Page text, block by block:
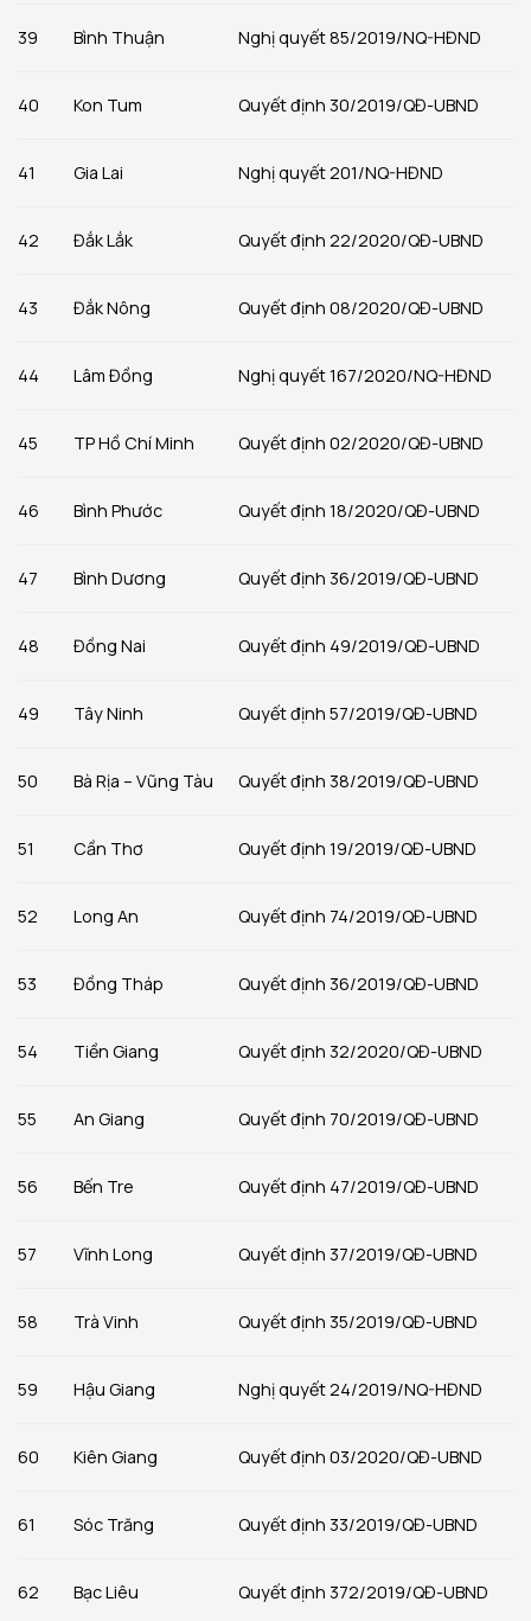
39 Bình Thuận Nghị quyết 85/2019/NQ-HĐND
40 Kon Tum Quyết định 30/2019/QĐ-UBND
41 Gia Lai Nghị quyết 201/NQ-HĐND
42 Đắk Lắk Quyết định 22/2020/QĐ-UBND
43 Đắk Nông Quyết định 08/2020/QĐ-UBND
44 Lâm Đồng Nghị quyết 167/2020/NQ-HĐND
45 TP Hồ Chí Minh Quyết định 02/2020/QĐ-UBND
46 Bình Phước Quyết định 18/2020/QĐ-UBND
47 Bình Dương Quyết định 36/2019/QĐ-UBND
48 Đồng Nai Quyết định 49/2019/QĐ-UBND
49 Tây Ninh Quyết định 57/2019/QĐ-UBND
50 Bà Rịa – Vũng Tàu Quyết định 38/2019/QĐ-UBND
51 Cần Thơ Quyết định 19/2019/QĐ-UBND
52 Long An Quyết định 74/2019/QĐ-UBND
53 Đồng Tháp Quyết định 36/2019/QĐ-UBND
54 Tiền Giang Quyết định 32/2020/QĐ-UBND
55 An Giang Quyết định 70/2019/QĐ-UBND
56 Bến Tre Quyết định 47/2019/QĐ-UBND
57 Vĩnh Long Quyết định 37/2019/QĐ-UBND
58 Trà Vinh Quyết định 35/2019/QĐ-UBND
59 Hậu Giang Nghị quyết 24/2019/NQ-HĐND
60 Kiên Giang Quyết định 03/2020/QĐ-UBND
61 Sóc Trăng Quyết định 33/2019/QĐ-UBND
62 Bạc Liêu Quyết định 372/2019/QĐ-UBND